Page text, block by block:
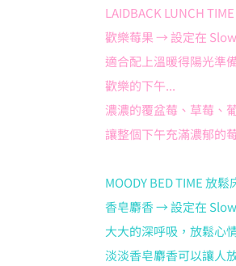
LAIDBACK LUNCH
歡樂莓果 → 設定在
適合配上溫暖得陽光準
歡樂的下午...
濃濃的覆盆莓、草莓、
讓整個下午充滿濃郁的
MOODY BED TIME 放鬆
香皂麝香 → 設定在
大大的深呼吸，放鬆心
淡淡香皂麝香可以讓人